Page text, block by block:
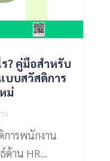
? คู่มือสำหรับ
บบสวัสดิการ
ม่
ม
การพนักงาน
าน HR...